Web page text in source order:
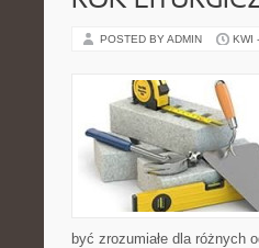
POSTED BY ADMIN KWI
być zrozumiałe dla różnych